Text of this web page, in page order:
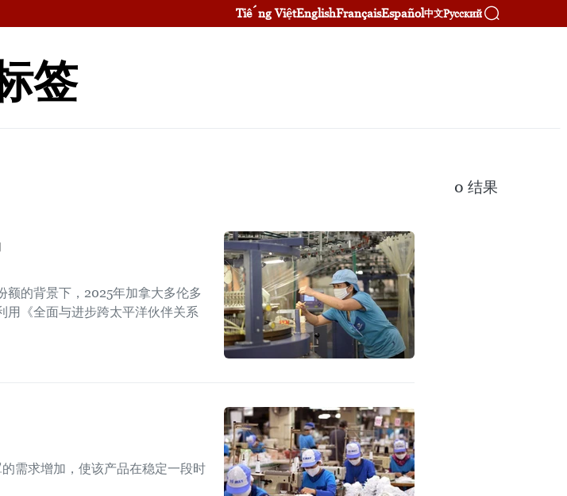
Tiếng ViệtEnglishFrançaisEspañol中文Русский
签
0 结果
额的背景下，2025年加拿大多伦多
用《全面与进步跨太平洋伙伴关系
需求增加，使该产品在稳定一段时